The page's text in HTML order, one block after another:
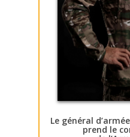
Le général
prend le